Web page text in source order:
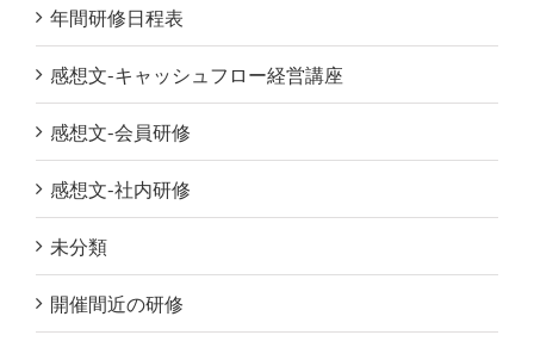
年間研修日程表
感想文-キャッシュフロー経営講座
感想文-会員研修
感想文-社内研修
未分類
開催間近の研修